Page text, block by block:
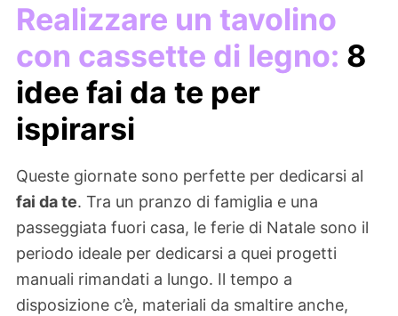
Realizzare un tavolino
con cassette di legno: 8
idee fai da te per
ispirarsi
Queste giornate sono perfette per dedicarsi al
fai da te. Tra un pranzo di famiglia e una
passeggiata fuori casa, le ferie di Natale sono il
periodo ideale per dedicarsi a quei progetti
manuali rimandati a lungo. Il tempo a
disposizione c’è, materiali da smaltire anche,